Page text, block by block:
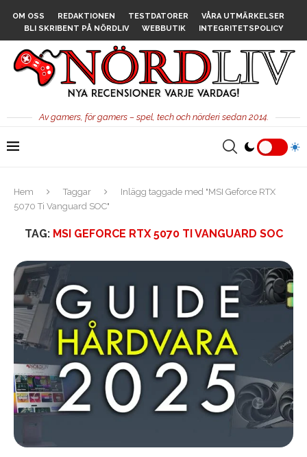
OM OSS REDAKTIONEN TESTDATORER
VÅRA UTMÄRKELSER
BLI SKRIBENT PÅ NÖRDLIV
WEBBUTIK INTEGRITETSPOLICY
Av gamers, för gamers – spel, tech och nörderi sedan 2014.
Hem Taggar
Inlägg taggade med "MSI Geforce RTX
5070 Ti Vanguard SOC"
TAG: MSI GEFORCE RTX 5070 TI VANGUARD SOC